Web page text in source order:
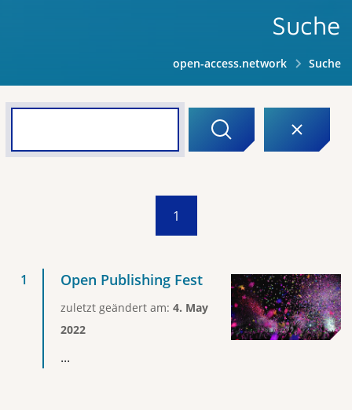
Suche
open-access.network Suche
1
Open Publishing Fest
zuletzt geändert am: 4. May
2022
...